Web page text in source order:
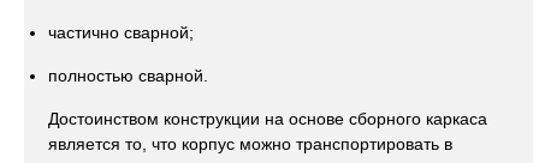
частично сварной;
полностью сварной.
Достоинством конструкции на основе сборного каркаса
является то, что корпус можно транспортировать в